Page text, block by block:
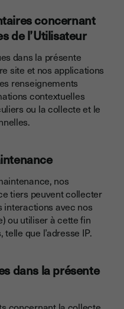
concernant
de l’Utilisateur
dans la présente
site et nos applications
renseignements
contextuelles
ou la collecte et le
nos
tiers peuvent collecter
interactions avec nos
ou utiliser à cette fin
que l’adresse IP.
dans la présente